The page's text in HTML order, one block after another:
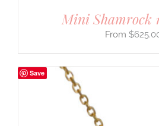
Mini Shamrock
$
Save